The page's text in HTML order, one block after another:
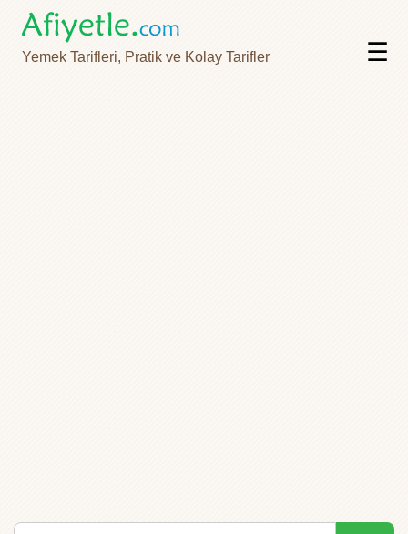
Yemek Tarifleri, Pratik ve Kolay Tarifler ☰